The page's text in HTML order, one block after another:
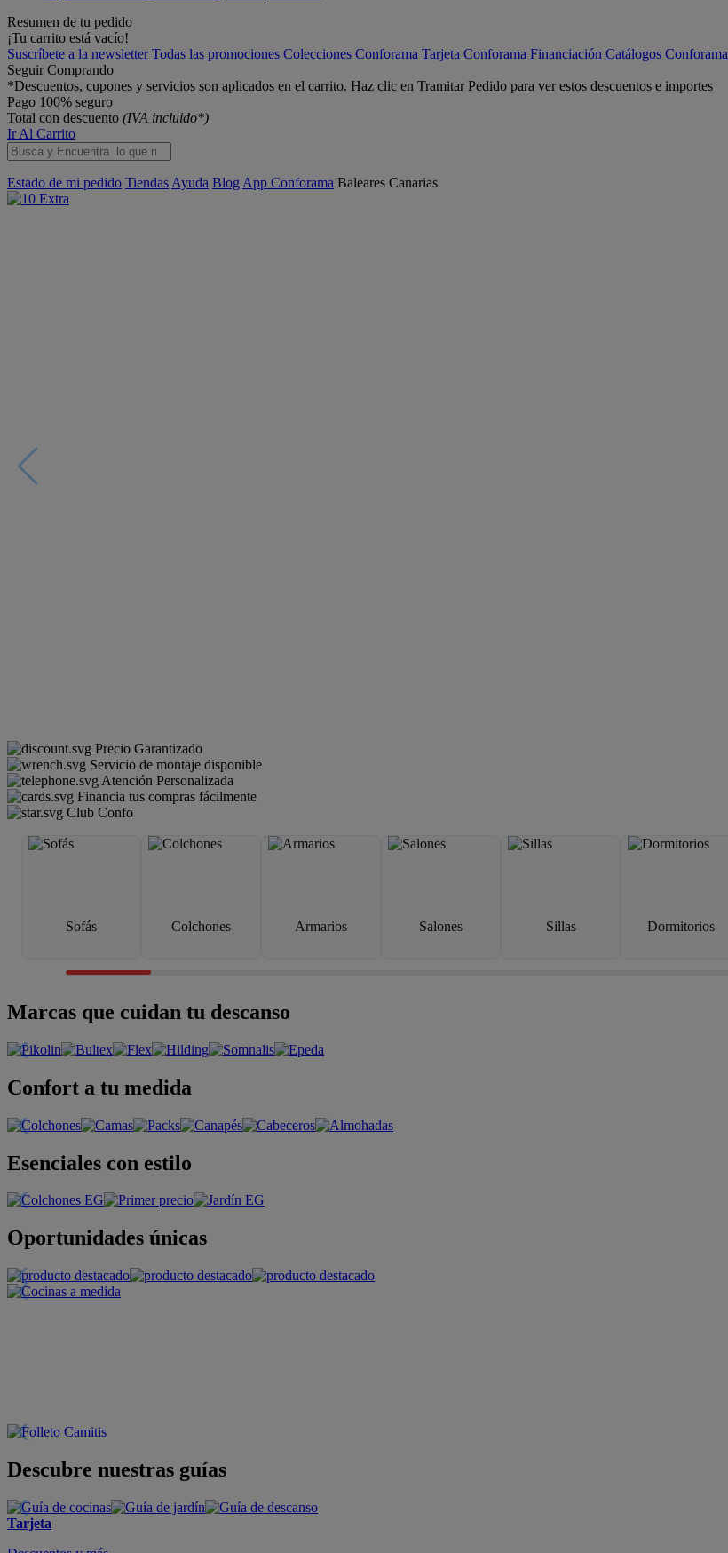
Resumen de tu pedido
¡Tu carrito está vacío!
Suscríbete a la newsletter Todas las promociones Colecciones Conforama Tarjeta Conforama Financiación Catálogos Conforama
Seguir Comprando
*Descuentos, cupones y servicios son aplicados en el carrito. Haz clic en Tramitar Pedido para ver estos descuentos e importes
Pago 100% seguro
Total con descuento (IVA incluido*)
Ir Al Carrito
Estado de mi pedido Tiendas Ayuda Blog App Conforama Baleares Canarias
Precio Garantizado
Servicio de montaje disponible
Atención Personalizada
Financia tus compras fácilmente
Club Confo
Sofás Colchones Armarios Salones Sillas Dormitorios
Marcas que cuidan tu descanso
Confort a tu medida
Esenciales con estilo
Oportunidades únicas
Descubre nuestras guías
Tarjeta